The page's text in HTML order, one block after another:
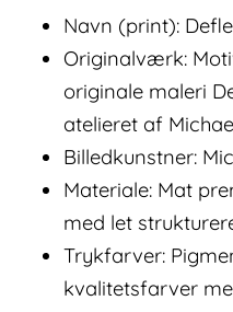
Navn (print):
Originalværk:
originale maleri
atelieret af
Billedkunstner:
Materiale: Mat
med let
Trykfarver:
kvalitetsfarver